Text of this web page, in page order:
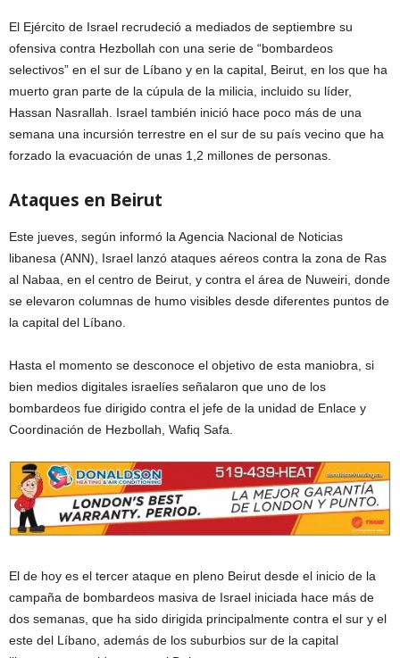
El Ejército de Israel recrudeció a mediados de septiembre su
ofensiva contra Hezbollah con una serie de “bombardeos
selectivos” en el sur de Líbano y en la capital, Beirut, en los que ha
muerto gran parte de la cúpula de la milicia, incluido su líder,
Hassan Nasrallah. Israel también inició hace poco más de una
semana una incursión terrestre en el sur de su país vecino que ha
forzado la evacuación de unas 1,2 millones de personas.
Ataques en Beirut
Este jueves, según informó la Agencia Nacional de Noticias
libanesa (ANN), Israel lanzó ataques aéreos contra la zona de Ras
al Nabaa, en el centro de Beirut, y contra el área de Nuweiri, donde
se elevaron columnas de humo visibles desde diferentes puntos de
la capital del Líbano.
Hasta el momento se desconoce el objetivo de esta maniobra, si
bien medios digitales israelíes señalaron que uno de los
bombardeos fue dirigido contra el jefe de la unidad de Enlace y
Coordinación de Hezbollah, Wafiq Safa.
El de hoy es el tercer ataque en pleno Beirut desde el inicio de la
campaña de bombardeos masiva de Israel iniciada hace más de
dos semanas, que ha sido dirigida principalmente contra el sur y el
este del Líbano, además de los suburbios sur de la capital